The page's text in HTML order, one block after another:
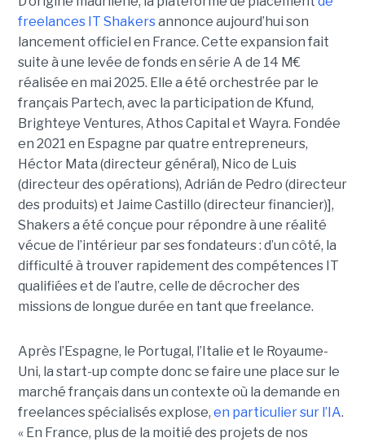
freelances IT Shakersannonce aujourd’hui son
lancement officiel en France. Cette expansion fait
suite à une levée de fonds en série A de 14 M€
réalisée en mai 2025. Elle a été orchestrée par le
français Partech, avec la participation de Kfund,
Brighteye Ventures, Athos Capital et Wayra. Fondée
en 2021 en Espagne par quatre entrepreneurs,
Héctor Mata (directeur général), Nico de Luis
(directeur des opérations), Adrián de Pedro (directeur
des produits) et Jaime Castillo (directeur financier)],
Shakers a été conçue pour répondre à une réalité
vécue de l’intérieur par ses fondateurs : d’un côté, la
difficulté à trouver rapidement des compétences IT
qualifiées et de l’autre, celle de décrocher des
missions de longue durée en tant que freelance.
Après l’Espagne, le Portugal, l’Italie et le Royaume-
Uni, la start-up compte donc se faire une place sur le
marché français dans un contexte où la demande en
freelances spécialisés explose, en particulier sur l’IA.
« En France, plus de la moitié des projets de nos